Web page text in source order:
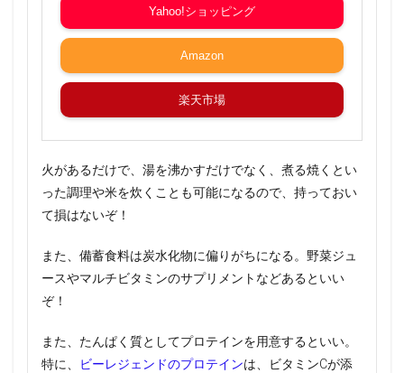
Yahoo!ショッピング
Amazon
楽天市場
火があるだけで、湯を沸かすだけでなく、煮る焼くとい
った調理や米を炊くことも可能になるので、持っておい
て損はないぞ！
また、備蓄食料は炭水化物に偏りがちになる。野菜ジュ
ースやマルチビタミンのサプリメントなどあるといい
ぞ！
また、たんぱく質としてプロテインを用意するといい。
特に、
ビーレジェンドのプロテインは、ビタミンCが添